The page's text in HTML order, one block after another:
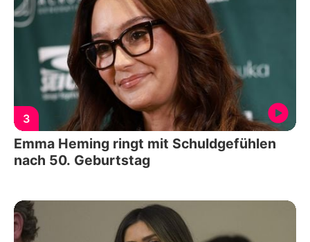
3
Emma Heming ringt mit Schuldgefühlen
nach 50. Geburtstag